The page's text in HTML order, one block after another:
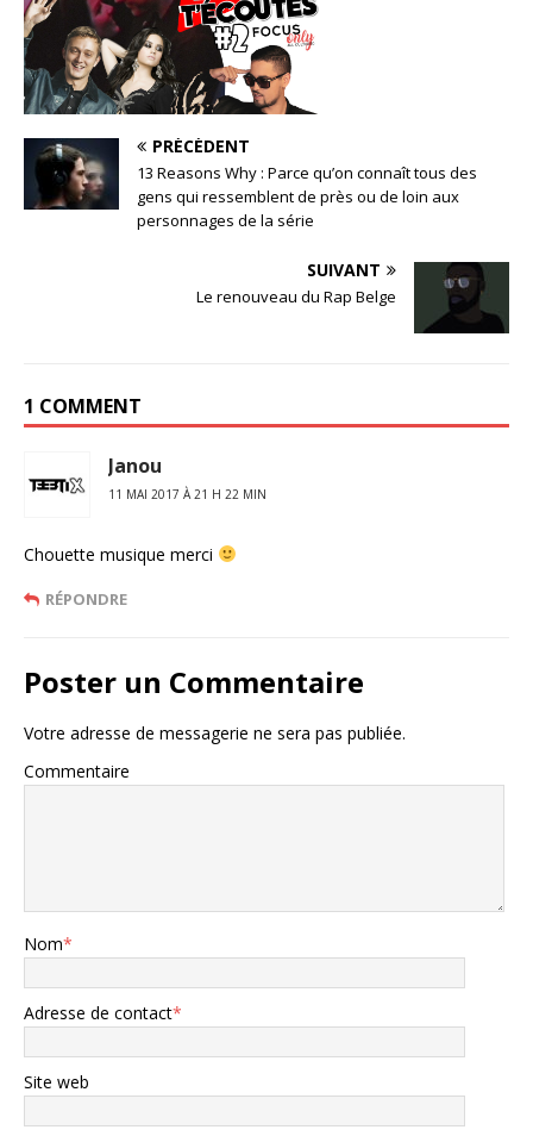
PRÉCÉDENT
13 Reasons Why : Parce qu’on connaît tous des
gens qui ressemblent de près ou de loin aux
personnages de la série
SUIVANT
Le renouveau du Rap Belge
1 COMMENT
Janou
11 MAI 2017 À 21 H 22 MIN
Chouette musique merci
RÉPONDRE
Poster un Commentaire
Votre adresse de messagerie ne sera pas publiée.
Commentaire
Nom*
Adresse de contact*
Site web